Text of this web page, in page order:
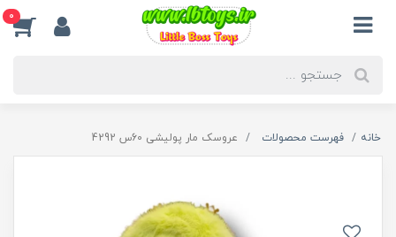
0
خانه فهرست محصولات عروسک مار پولیشی 60س 4292